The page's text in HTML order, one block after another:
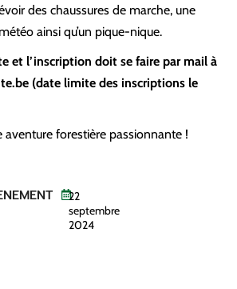
des chaussures de marche, une
ainsi qu’un pique-nique.
et l’inscription doit se faire par mail à
(date limite des inscriptions le
forestière passionnante !
22
septembre
2024